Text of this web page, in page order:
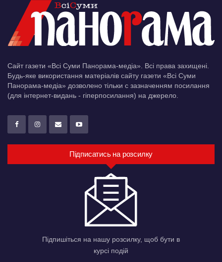
Сайт газети «Всі Суми Панорама-медіа». Всі права захищені.
Будь-яке використання матеріалів сайту газети «Всі Суми
Панорама-медіа» дозволено тільки c зазначенням посилання
(для інтернет-видань - гіперпосилання) на джерело.
Підписатись на розсилку
Підпишіться на нашу розсилку, щоб бути в
курсі подій